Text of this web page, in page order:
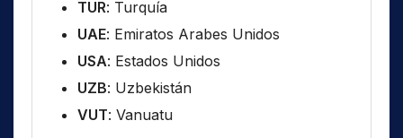
TUR: Turquía
UAE: Emiratos Arabes Unidos
USA: Estados Unidos
UZB: Uzbekistán
VUT: Vanuatu